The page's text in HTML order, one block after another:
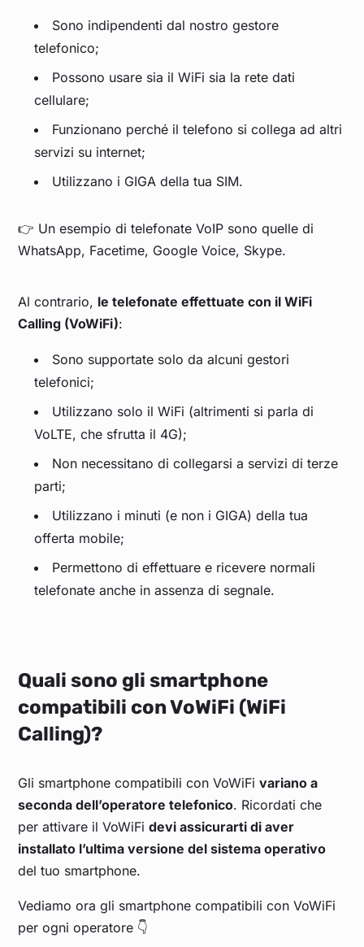
Sono indipendenti dal nostro gestore
telefonico;
Possono usare sia il WiFi sia la rete dati
cellulare;
Funzionano perché il telefono si collega ad altri
servizi su internet;
Utilizzano i GIGA della tua SIM.
👉 Un esempio di telefonate VoIP sono quelle di
WhatsApp, Facetime, Google Voice, Skype.
Al contrario, le telefonate effettuate con il WiFi
Calling (VoWiFi):
Sono supportate solo da alcuni gestori
telefonici;
Utilizzano solo il WiFi (altrimenti si parla di
VoLTE, che sfrutta il 4G);
Non necessitano di collegarsi a servizi di terze
parti;
Utilizzano i minuti (e non i GIGA) della tua
offerta mobile;
Permettono di effettuare e ricevere normali
telefonate anche in assenza di segnale.
Quali sono gli smartphone
compatibili con VoWiFi (WiFi
Calling)?
Gli smartphone compatibili con VoWiFivariano a
seconda dell’operatore telefonico. Ricordati che
per attivare il VoWiFidevi assicurarti di aver
installato l’ultima versione del sistema operativo
del tuo smartphone.
Vediamo ora gli smartphone compatibili con VoWiFi
per ogni operatore 👇